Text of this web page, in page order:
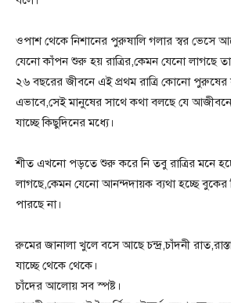
ওপাশ থেকে নিশানের পুরুষালি গলার স্বর ভেসে
যেনো কাঁপন শুরু হয় রাত্রির,কেমন যেনো লাগছে তা
২৬ বছরের জীবনে এই প্রথম রাত্রি কোনো পুরুষের
এভাবে,সেই মানুষের সাথে কথা বলছে যে
যাচ্ছে কিছুদিনের মধ্যে।
শীত এখনো পড়তে শুরু করে নি তবু রাত্রির মনে
লাগছে,কেমন যেনো আনন্দদায়ক ব্যথা হচ্ছে বুকের
পারছে না।
রুমের জানালা খুলে বসে আছে চন্দ্র,চাঁদনী
যাচ্ছে থেকে থেকে।
চাঁদের আলোয় সব স্পষ্ট।